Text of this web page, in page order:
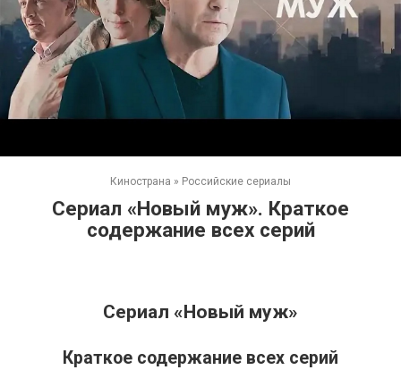
Кинострана » Российские сериалы
Сериал «Новый муж». Краткое
содержание всех серий
Сериал «Новый муж»
Краткое содержание всех серий